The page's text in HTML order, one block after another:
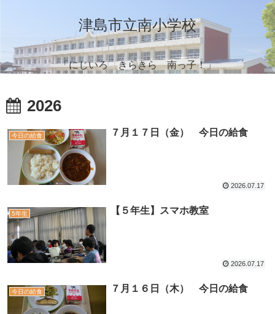
津島市立南小学校
「にじいろ きらきら 南っ子！」
2026
今日の給食 ７月１７日（金） 今日の給食
2026.07.17
5年生 【５年生】スマホ教室
2026.07.17
今日の給食 ７月１６日（木） 今日の給食